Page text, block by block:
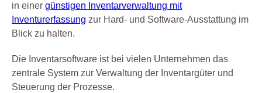
in einer günstigen Inventarverwaltung mit
Inventurerfassung zur Hard- und Software-Ausstattung im
Blick zu halten.
Die Inventarsoftware ist bei vielen Unternehmen das
zentrale System zur Verwaltung der Inventargüter und
Steuerung der Prozesse.